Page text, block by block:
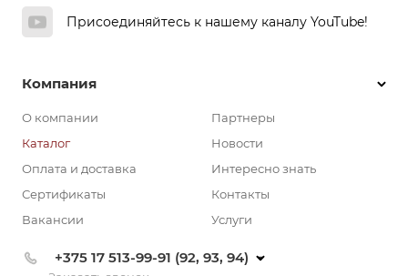
Присоединяйтесь к нашему каналу YouTube!
Компания
О компании
Каталог
Оплата и доставка
Сертификаты
Вакансии
Партнеры
Новости
Интересно знать
Контакты
Услуги
+375 17 513-99-91 (92, 93, 94)